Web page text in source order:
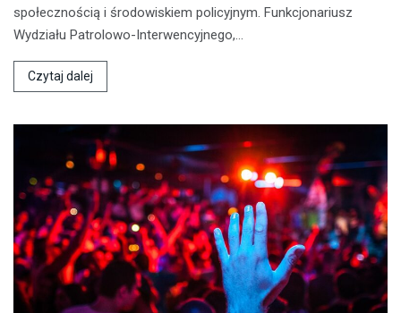
społecznością i środowiskiem policyjnym. Funkcjonariusz
Wydziału Patrolowo-Interwencyjnego,…
Czytaj dalej